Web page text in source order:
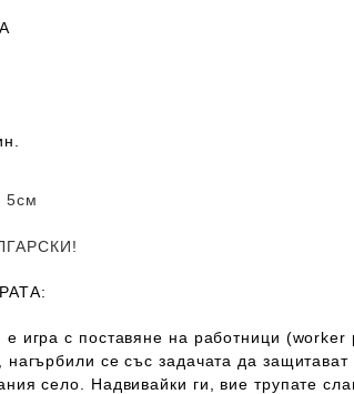
5см
игра с поставяне на работници (worker
нагърбили се със задачата да
село. Надвивайки ги, вие трупате